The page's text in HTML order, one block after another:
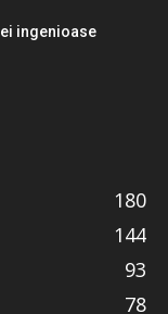
ingenioase
180
144
93
78